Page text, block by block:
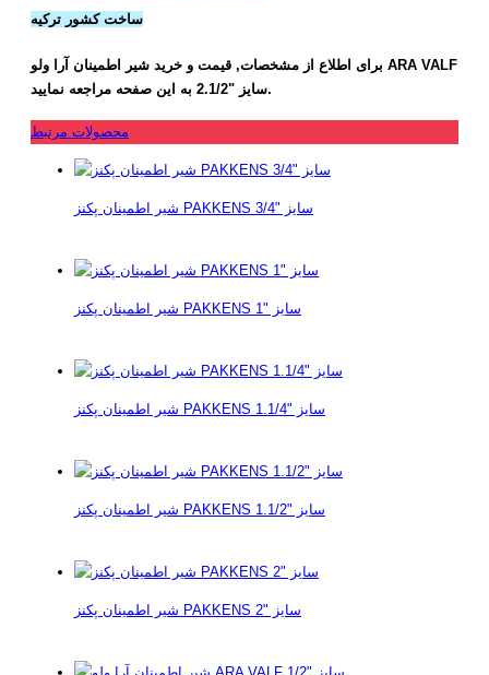
ساخت کشور ترکیه
برای اطلاع از مشخصات, قیمت و خرید شیر اطمینان آرا ولو ARA VALF
سایز "2.1/2 به این صفحه مراجعه نمایید.
محصولات مرتبط
شیر اطمینان پکنز PAKKENS سایز "3/4
شیر اطمینان پکنز PAKKENS سایز "1
شیر اطمینان پکنز PAKKENS سایز "1.1/4
شیر اطمینان پکنز PAKKENS سایز "1.1/2
شیر اطمینان پکنز PAKKENS سایز "2